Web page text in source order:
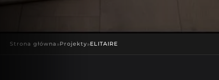
Strona główna »Projekty»ELITAIRE